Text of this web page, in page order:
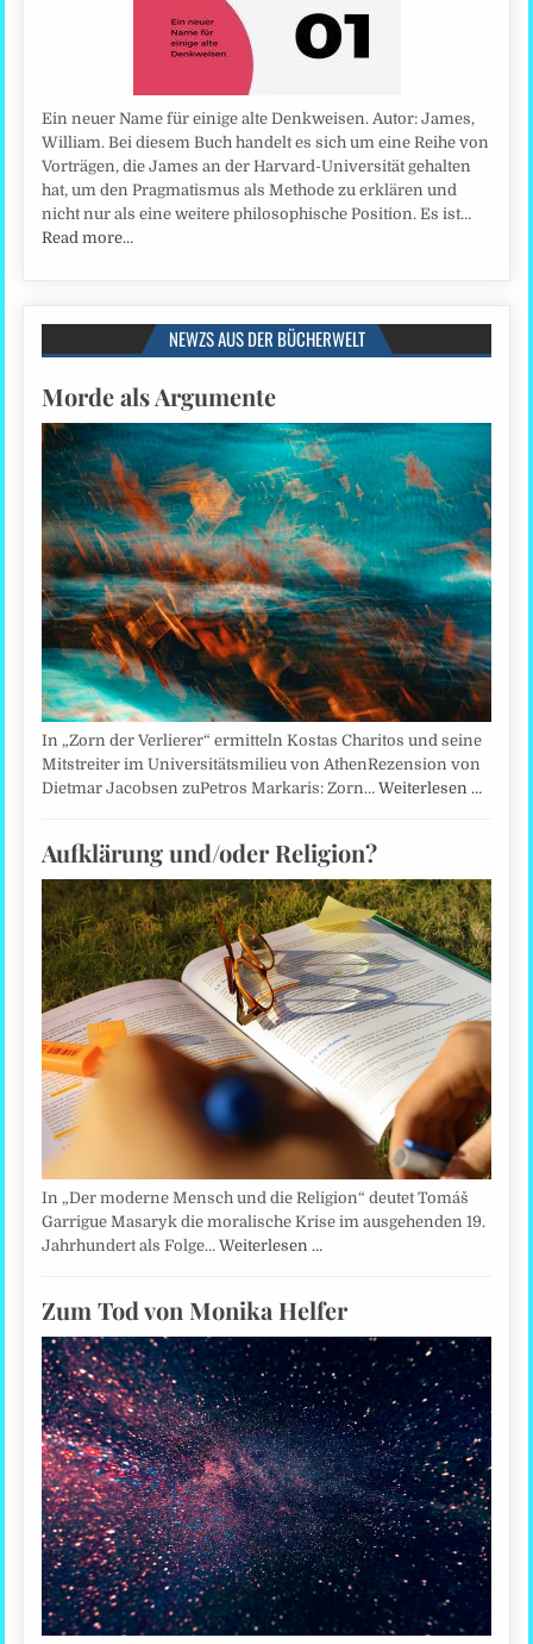
Ein neuer Name für einige alte Denkweisen. Autor: James,
William. Bei diesem Buch handelt es sich um eine Reihe von
Vorträgen, die James an der Harvard-Universität gehalten
hat, um den Pragmatismus als Methode zu erklären und
nicht nur als eine weitere philosophische Position. Es ist…
Read more…
NEWZS AUS DER BÜCHERWELT
Morde als Argumente
In „Zorn der Verlierer“ ermitteln Kostas Charitos und seine
Mitstreiter im Universitätsmilieu von AthenRezension von
Dietmar Jacobsen zuPetros Markaris: Zorn…Weiterlesen …
Aufklärung und/oder Religion?
In „Der moderne Mensch und die Religion“ deutet Tomáš
Garrigue Masaryk die moralische Krise im ausgehenden 19.
Jahrhundert als Folge…Weiterlesen …
Zum Tod von Monika Helfer